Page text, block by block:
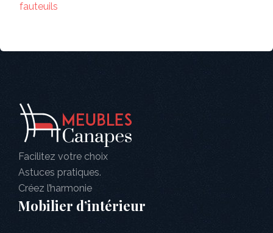
fauteuils
Facilitez votre choix
Astuces pratiques.
Créez l’harmonie
Mobilier d’intérieur